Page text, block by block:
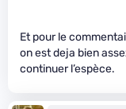
Et pour le
on est deja bien
continuer l’espèce.